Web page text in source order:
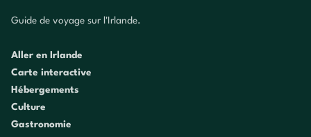
Guide de voyage sur l'Irlande.
Aller en Irlande
Carte interactive
Hébergements
Culture
Gastronomie